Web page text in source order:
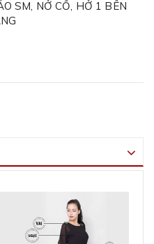
SM, NỞ CỔ, HỞ 1 BÊN